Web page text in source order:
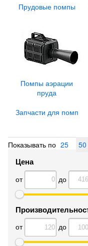
Прудовые помпы
Помпы аэрации
пруда
Запчасти для помп
Показывать по 25 50
Цена
от до
от до